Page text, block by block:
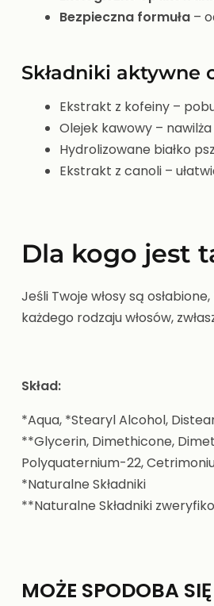
Bezpieczna formuła –
Składniki aktywne
Ekstrakt z kofeiny –
Olejek kawowy –
Hydrolizowane białko
Ekstrakt z canoli –
Dla kogo jest
Jeśli Twoje włosy są
każdego rodzaju włosów,
Skład:
*Aqua, *Stearyl Alcohol,
**Glycerin, Dimethicone,
Polyquaternium-22,
*Naturalne Składniki
**Naturalne Składniki
MOŻE SPODOBA